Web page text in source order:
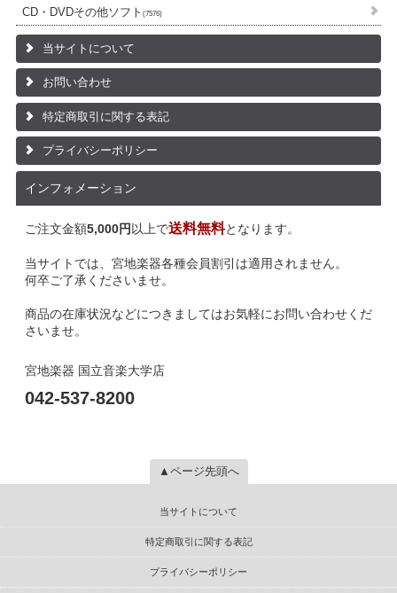
CD・DVDその他ソフト (7576)
当サイトについて
お問い合わせ
特定商取引に関する表記
プライバシーポリシー
インフォメーション
ご注文金額5,000円 以上で送料無料となります。
当サイトでは、宮地楽器各種会員割引は適用されません。
何卒ご了承くださいませ。
商品の在庫状況などにつきましてはお気軽にお問い合わせくだ
さいませ。
宮地楽器 国立音楽大学店
042-537-8200
▲ページ先頭へ
当サイトについて
特定商取引に関する表記
プライバシーポリシー